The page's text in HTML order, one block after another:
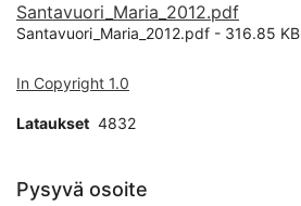
Santavuori_Maria_2012.pdf
Santavuori_Maria_2012.pdf - 316.85 KB
In Copyright 1.0
Lataukset 4832
Pysyvä osoite